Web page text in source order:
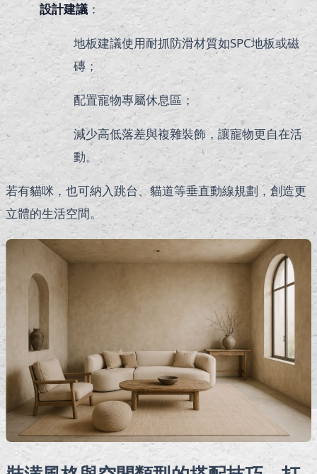
設計建議 ：
地板建議使用耐抓防滑材質如SPC地板或磁
磚；
配置寵物專屬休息區；
減少高低落差與複雜裝飾，讓寵物更自在活
動。
若有貓咪，也可納入跳台、貓道等垂直動線規劃，創造更
立體的生活空間。